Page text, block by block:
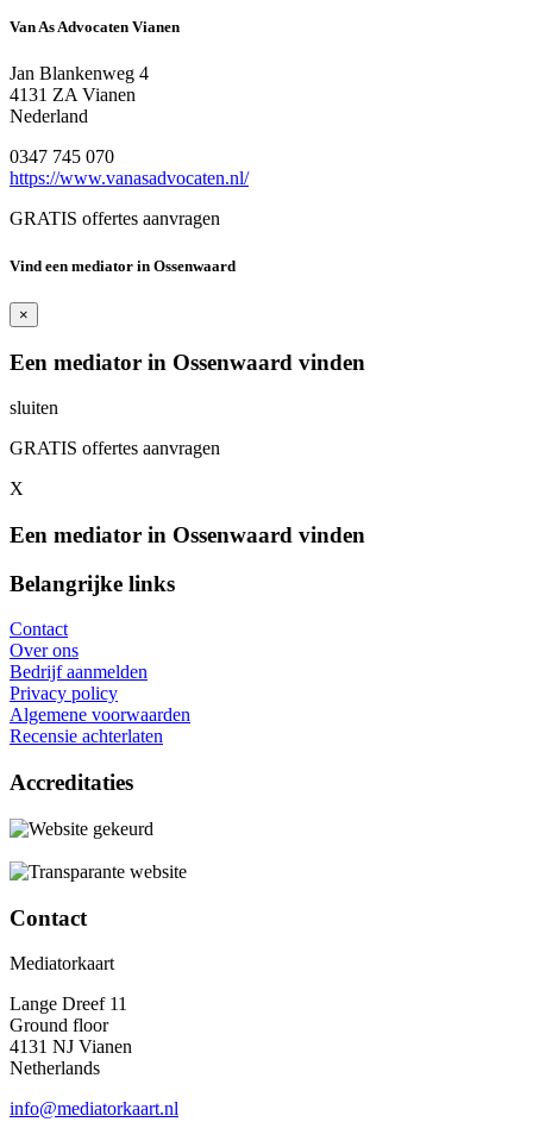
Van As Advocaten Vianen
Jan Blankenweg 4
4131 ZA Vianen
Nederland
0347 745 070
https://www.vanasadvocaten.nl/
GRATIS offertes aanvragen
Vind een mediator in Ossenwaard
×
Een mediator in Ossenwaard vinden
sluiten
GRATIS offertes aanvragen
X
Een mediator in Ossenwaard vinden
Belangrijke links
Contact
Over ons
Bedrijf aanmelden
Privacy policy
Algemene voorwaarden
Recensie achterlaten
Accreditaties
Contact
Mediatorkaart
Lange Dreef 11
Ground floor
4131 NJ Vianen
Netherlands
info@mediatorkaart.nl